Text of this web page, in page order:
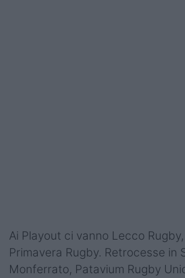
Ai Playout ci vanno Lecco
Primavera Rugby. Retrocesse in
Monferrato, Patavium Rugby